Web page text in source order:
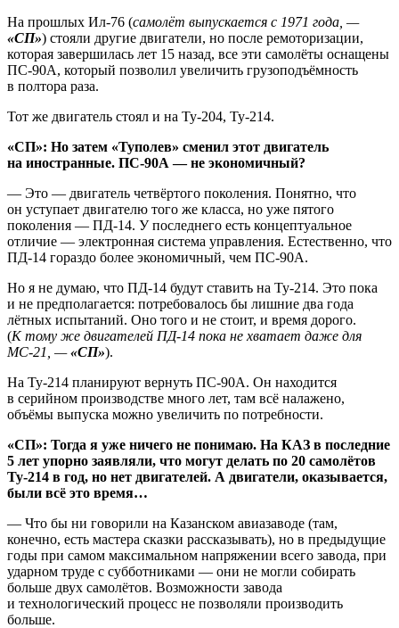
На прошлых Ил-76 (самолёт выпускается с 1971 года, —
«СП») стояли другие двигатели, но после ремоторизации,
которая завершилась лет 15 назад, все эти самолёты оснащены
ПС-90А, который позволил увеличить грузоподъёмность
в полтора раза.
Тот же двигатель стоял и на Ту-204, Ту-214.
«СП»: Но затем «Туполев» сменил этот двигатель
на иностранные. ПС-90А — не экономичный?
— Это — двигатель четвёртого поколения. Понятно, что
он уступает двигателю того же класса, но уже пятого
поколения — ПД-14. У последнего есть концептуальное
отличие — электронная система управления. Естественно, что
ПД-14 гораздо более экономичный, чем ПС-90А.
Но я не думаю, что ПД-14 будут ставить на Ту-214. Это пока
и не предполагается: потребовалось бы лишние два года
лётных испытаний. Оно того и не стоит, и время дорого.
(К тому же двигателей ПД-14 пока не хватает даже для
МС-21, —«СП»).
На Ту-214 планируют вернуть ПС-90А. Он находится
в серийном производстве много лет, там всё налажено,
объёмы выпуска можно увеличить по потребности.
«СП»: Тогда я уже ничего не понимаю. На КАЗ в последние
5 лет упорно заявляли, что могут делать по 20 самолётов
Ту-214 в год, но нет двигателей. А двигатели, оказывается,
были всё это время…
— Что бы ни говорили на Казанском авиазаводе (там,
конечно, есть мастера сказки рассказывать), но в предыдущие
годы при самом максимальном напряжении всего завода, при
ударном труде с субботниками — они не могли собирать
больше двух самолётов. Возможности завода
и технологический процесс не позволяли производить
больше.